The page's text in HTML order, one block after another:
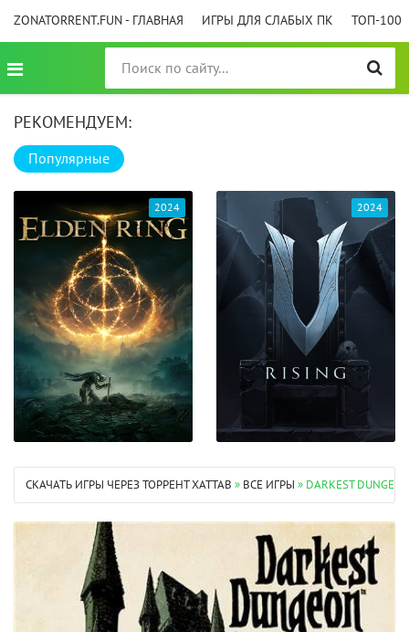
ZONATORRENT.FUN - ГЛАВНАЯ ИГРЫ ДЛЯ СЛАБЫХ ПК ТОП-100
РЕКОМЕНДУЕМ:
Популярные
2024 2024
СКАЧАТЬ ИГРЫ ЧЕРЕЗ ТОРРЕНТ XATTAB » ВСЕ ИГРЫ » DARKEST